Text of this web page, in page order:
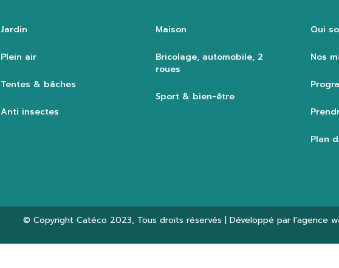
Jardin
Plein air
Tentes & bâches
Anti insectes
Maison
Bricolage, automobile, 2
roues
Sport & bien-être
Qui
Nos
Plan
© Copyright Catéco 2023, Tous droits réservés | Développé par l'agence